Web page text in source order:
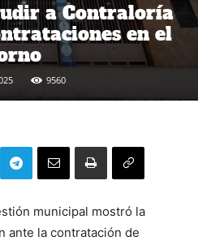
a Contraloría
en el
9560
municipal mostró la
ante la contratación de